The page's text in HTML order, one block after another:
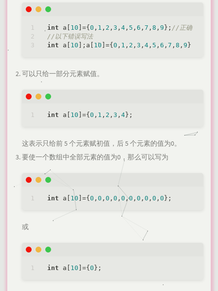
int a[ 10 ]={ 0 , 1 , 2 , 3 , 4 , 5 , 6 , 7 , 8 , 9 }; //正确
//以下错误写法
int a[ 10 ];a[ 10 ]={ 0 , 1 , 2 , 3 , 4 , 5 , 6 , 7 , 8 , 9
可以只给一部分元素赋值。
int a[ 10 ]={ 0 , 1 , 2 , 3 , 4
这表示只给前 5 个元素赋初值，后 5 个元素的值为0。
要使一个数组中全部元素的值为0，那么可以写为
int a[ 10 ]={ 0 , 0 , 0 , 0 , 0 ,0 , 0 , 0 , 0 , 0
或
int a[ 10 ]={ 0